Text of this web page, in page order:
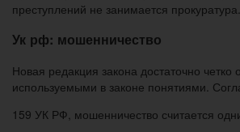
преступлений не занимается
Ук рф: мошенничество
Новая редакция закона достаточно
используемыми в законе понятиями.
159 УК РФ, мошенничество считается